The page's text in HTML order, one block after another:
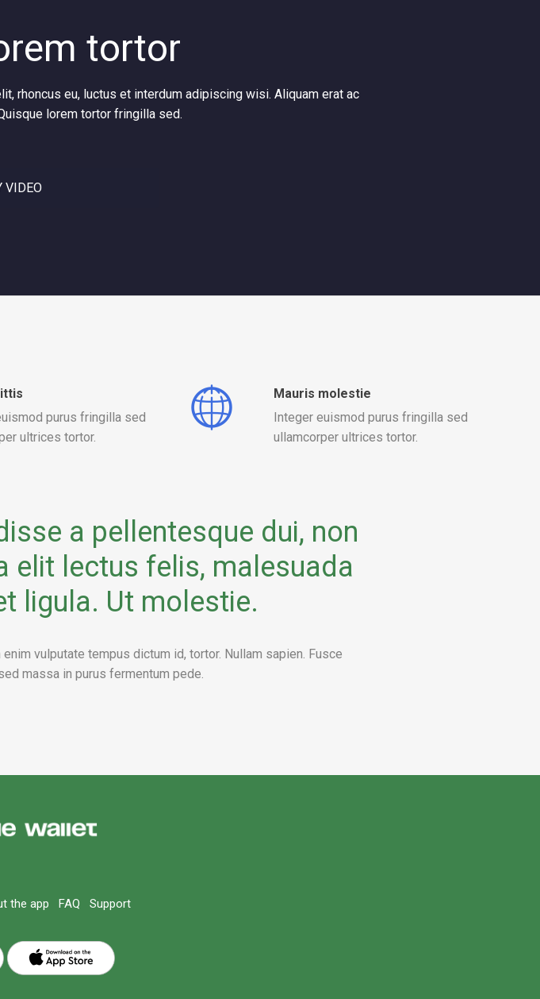
tortor
rhoncus eu, luctus et interdum adipiscing wisi. Aliquam erat ac
lorem tortor fringilla sed.
VIDEO
purus fringilla sed
ultrices tortor.
Mauris molestie
Integer euismod purus fringilla sed
ullamcorper ultrices tortor.
a pellentesque dui, non
elit lectus felis, malesuada
ligula. Ut molestie.
vulputate tempus dictum id, tortor. Nullam sapien. Fusce
massa in purus fermentum pede.
the app FAQ Support